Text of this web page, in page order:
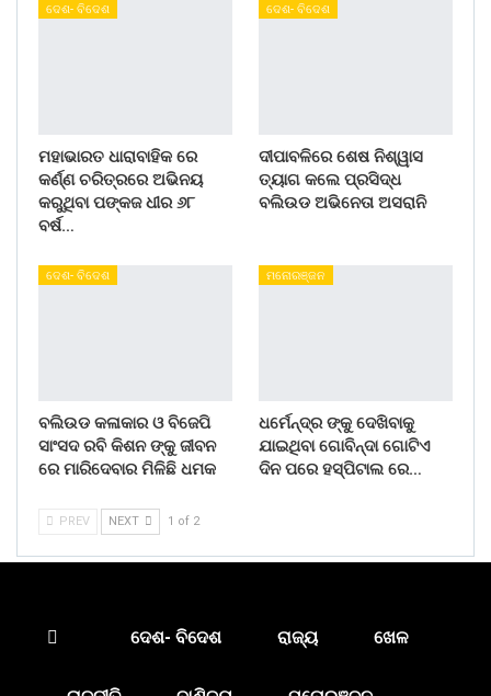
ଦେଶ- ବିଦେଶ
ମହାଭାରତ ଧାରାବାହିକ ରେ
କର୍ଣ୍ଣ ଚରିତ୍ରରେ ଅଭିନୟ
କରୁଥିବା ପଙ୍କଜ ଧୀର ୬୮
ବର୍ଷ…
ଦେଶ- ବିଦେଶ
ଦୀପାବଳିରେ ଶେଷ ନିଶ୍ୱାସ
ତ୍ୟାଗ କଲେ ପ୍ରସିଦ୍ଧ
ବଲିଉଡ ଅଭିନେତା ଅସରାନି
ଦେଶ- ବିଦେଶ
ବଲିଉଡ କଳାକାର ଓ ବିଜେପି
ସାଂସଦ ରବି କିଶନ ଙ୍କୁ ଜୀବନ
ରେ ମାରିଦେବାର ମିଳିଛି ଧମକ
ମନୋରଞ୍ଜନ
ଧର୍ମେନ୍ଦ୍ର ଙ୍କୁ ଦେଖିବାକୁ
ଯାଇଥିବା ଗୋବିନ୍ଦା ଗୋଟିଏ
ଦିନ ପରେ ହସ୍ପିଟାଲ ରେ…
PREV NEXT 1 of 2
ଦେଶ- ବିଦେଶ ରାଜ୍ୟ ଖେଳ